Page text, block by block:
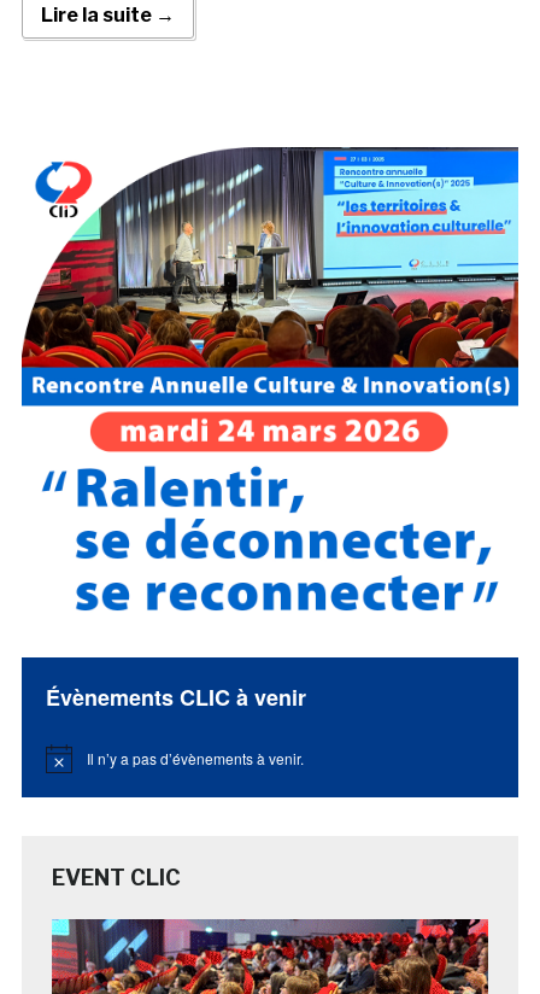
Lire la suite →
Évènements CLIC à venir
Notice Il n’y a pas d’évènements à venir.
EVENT CLIC